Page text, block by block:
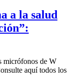
a la salud
micrófonos de W
aquí todos los